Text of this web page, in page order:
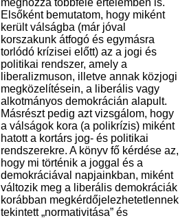
méghozzá többféle értelemben is.
Elsőként bemutatom, hogy miként
került válságba (már jóval
korszakunk átfogó és egymásra
torlódó krízisei előtt) az a jogi és
politikai rendszer, amely a
liberalizmuson, illetve annak közjogi
megközelítésein, a liberális vagy
alkotmányos demokrácián alapult.
Másrészt pedig azt vizsgálom, hogy
a válságok kora (a polikrízis) miként
hatott a kortárs jog- és politikai
rendszerekre. A könyv fő kérdése az,
hogy mi történik a joggal és a
demokráciával napjainkban, miként
változik meg a liberális demokráciák
korábban megkérdőjelezhetetlennek
tekintett „normativitása” és